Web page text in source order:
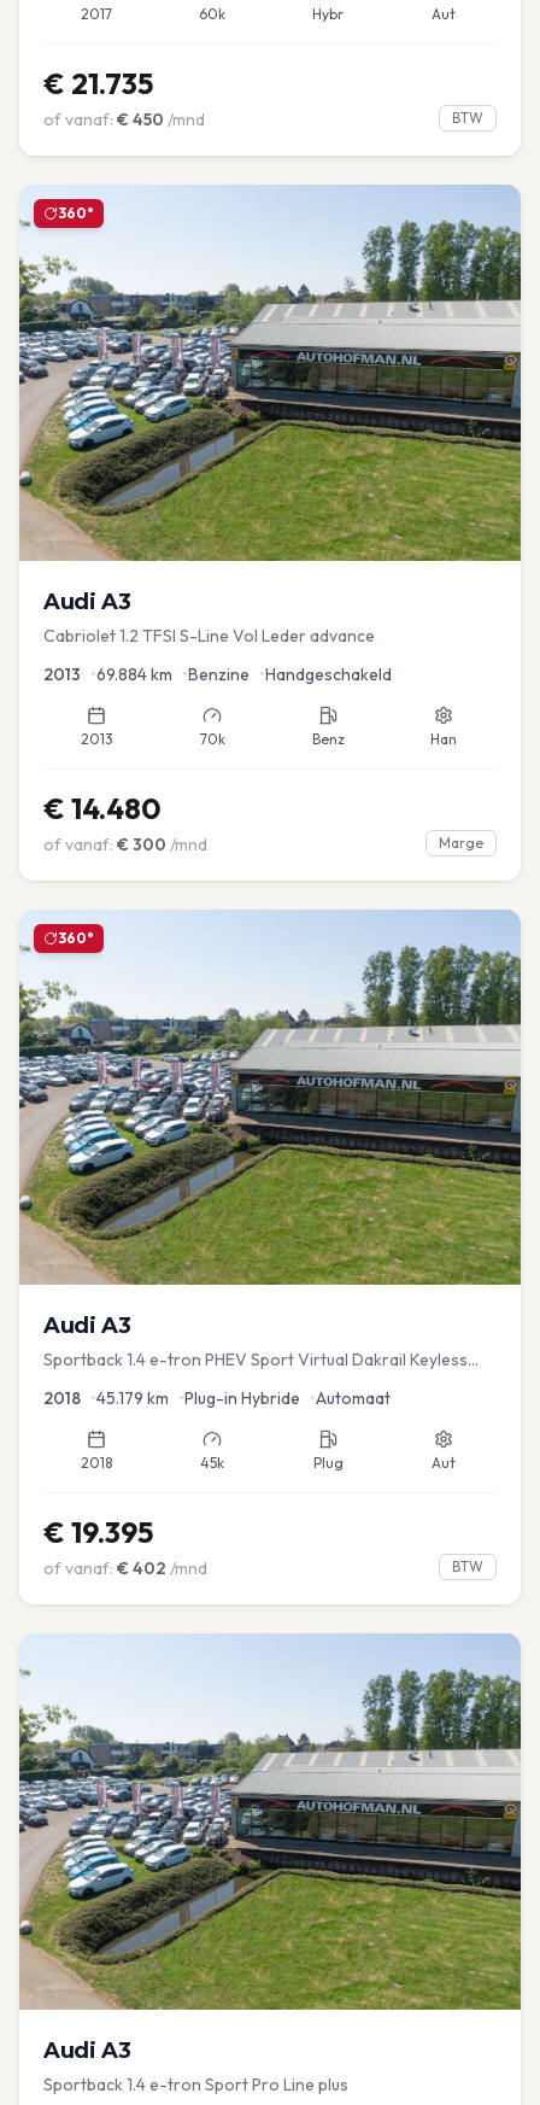
2017 60k Hybr Aut
€ 21.735
of vanaf: € 450 /mnd BTW
360°
Audi A3
Cabriolet 1.2 TFSI S-Line Vol Leder advance
2013 •69.884km •Benzine •Handgeschakeld
2013 70k Benz Han
€ 14.480
of vanaf: € 300 /mnd Marge
360°
Audi A3
Sportback 1.4 e-tron PHEV Sport Virtual Dakrail Keyless
2018 •45.179 km •Plug-in Hybride •Automaat
2018 45k Plug Aut
€ 19.395
of vanaf: € 402 /mnd BTW
Audi A3
Sportback 1.4 e-tron Sport Pro Line plus